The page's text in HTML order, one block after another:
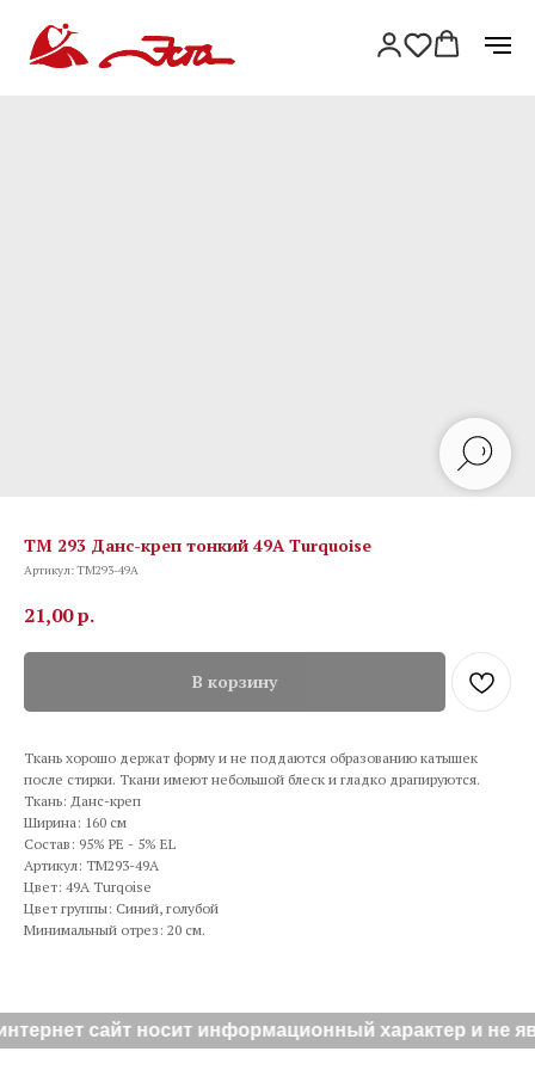
TM 293 Данс-креп тонкий 49A Turquoise
Артикул:TM293-49A
21,00р.
В корзину
Ткань хорошо держат форму и не поддаются образованию катышек
после стирки. Ткани имеют небольшой блеск и гладко драпируются.
Ткань: Данс-креп
Ширина: 160 см
Состав: 95% PE - 5% EL
Артикул: TM293-49A
Цвет: 49A Turqoise
Цвет группы: Синий, голубой
Минимальный отрез: 20 см.
сайт носит информационный характер и не